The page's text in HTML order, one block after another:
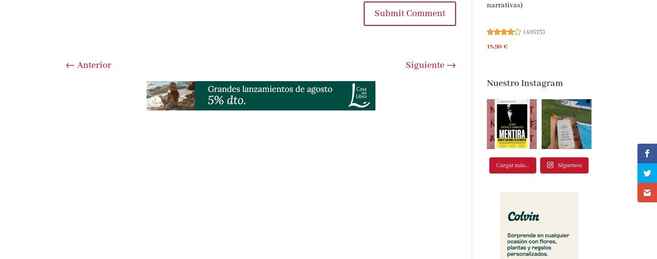
Submit Comment
←Anterior Siguiente→
narrativas)
(40573)
18,90 €
Nuestro Instagram
Cargar más... Síguenos